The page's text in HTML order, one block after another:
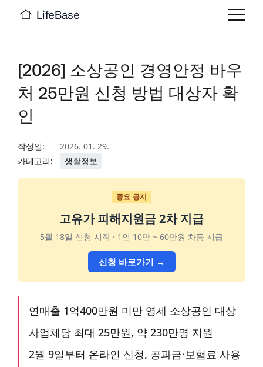
LifeBase
[2026] 소상공인 경영안정 바우
처 25만원 신청 방법 대상자 확
인
작성일:
2026. 01. 29.
카테고리:
생활정보
중요 공지
고유가 피해지원금 2차 지급
5월 18일 신청 시작 · 1인 10만 ~ 60만원 차등 지급
신청 바로가기 →
연매출 1억400만원 미만 영세 소상공인 대상
사업체당 최대 25만원, 약 230만명 지원
2월 9일부터 온라인 신청, 공과금·보험료 사용